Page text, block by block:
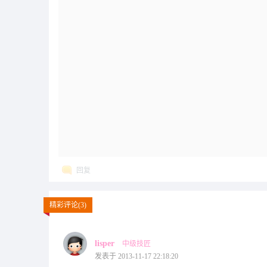
回复
精彩评论(3)
lisper
中级技匠
发表于 2013-11-17 22:18:20